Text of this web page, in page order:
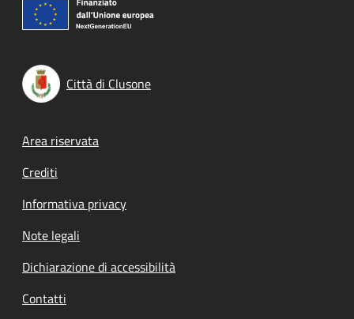
Città di Clusone
Footer menu
Area riservata
Crediti
Informativa privacy
Note legali
Dichiarazione di accessibilità
Contatti